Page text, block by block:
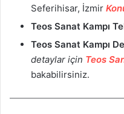
Seferihisar, İzmir
Teos Sanat Kampı
Teos Sanat Kampı
detaylar için Teos
bakabilirsiniz.